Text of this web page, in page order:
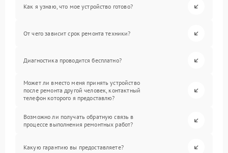
Как я узнаю, что мое устройство готово?
От чего зависит срок ремонта техники?
Диагностика проводится бесплатно?
Может ли вместо меня принять устройство
после ремонта другой человек, контактный
телефон которого я предоставлю?
Возможно ли получать обратную связь в
процессе выполнения ремонтных работ?
Какую гарантию вы предоставляете?